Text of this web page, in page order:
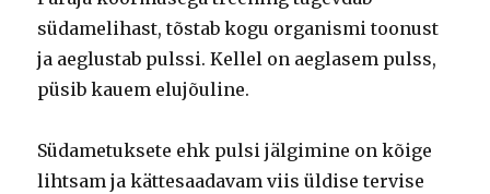
südamelihast, tõstab kogu organismi toonust
ja aeglustab pulssi. Kellel on aeglasem pulss,
püsib kauem elujõuline.
Südametuksete ehk pulsi jälgimine on kõige
lihtsam ja kättesaadavam viis üldise tervise